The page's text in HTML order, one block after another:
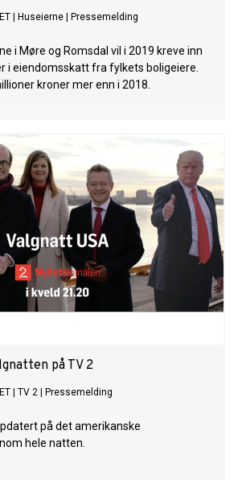
Huseierne Pressemelding
i Møre og Romsdal vil i 2019 kreve inn
i eiendomsskatt fra fylkets boligeiere.
kroner mer enn i 2018.
på TV 2
TV 2 Pressemelding
på det amerikanske
hele natten.